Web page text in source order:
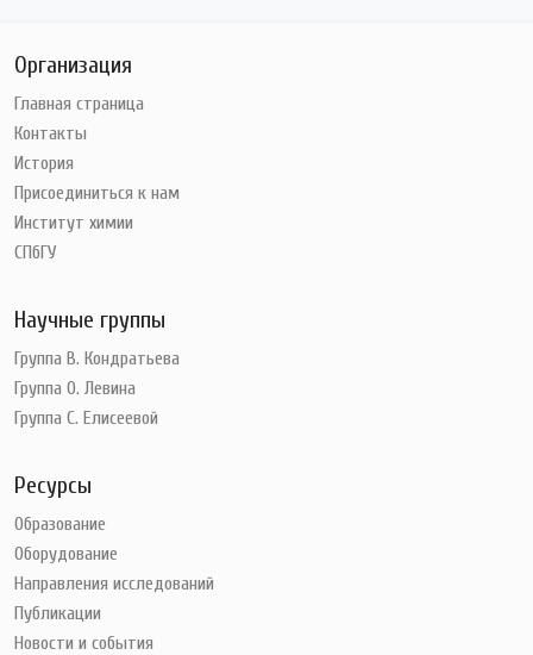
Организация
Главная страница
Контакты
История
Присоединиться к нам
Институт химии
СПбГУ
Научные группы
Группа В. Кондратьева
Группа О. Левина
Группа С. Елисеевой
Ресурсы
Образование
Оборудование
Направления исследований
Публикации
Новости и события